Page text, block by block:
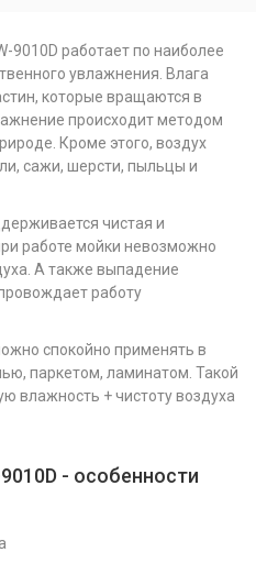
9010D работает по наиболее
увлажнения. Влага
которые вращаются в
происходит методом
Кроме этого, воздух
сажи, шерсти, пыльцы и
чистая и
работе мойки невозможно
А также выпадение
работу
спокойно применять в
паркетом, ламинатом. Такой
влажность + чистоту воздуха
- особенности